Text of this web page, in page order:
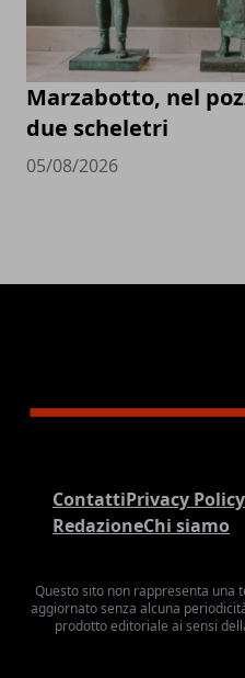
Marzabotto, nel
due scheletri
05/08/2026
ContattiPrivacy Policy
RedazioneChi siamo
Questo sito non rappresenta una
aggiornato senza alcuna
prodotto editoriale ai sensi